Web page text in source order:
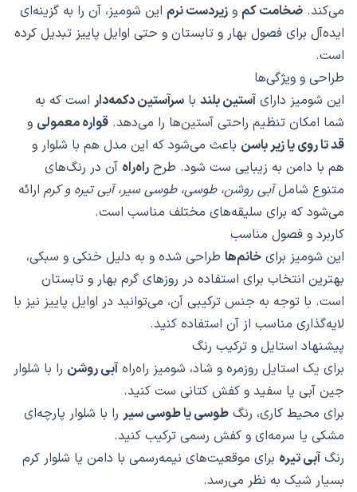
می‌کند. ضخامت کم و زیر‌دست نرم این شومیز، آن را به گزینه‌ای
ایده‌آل برای فصول بهار و تابستان و حتی اوایل پاییز تبدیل کرده
است.
طراحی و ویژگی‌ها
این شومیز دارای آستین بلند با سرآستین دکمه‌دار است که به
شما امکان تنظیم راحتی آستین‌ها را می‌دهد. قواره معمولی و
قد تا روی یا زیر باسن باعث می‌شود که این مدل هم با شلوار و
هم با دامن به زیبایی ست شود. طرح راه‌راه آن در رنگ‌های
متنوع شاملآبی روشن، طوسی، طوسی سیر، آبی تیره و کرم ارائه
می‌شود که برای سلیقه‌های مختلف مناسب است.
کاربرد و فصول مناسب
این شومیز برای خانم‌ها طراحی شده و به دلیل خنکی و سبکی،
بهترین انتخاب برای استفاده در روزهای گرم بهار و تابستان
است. با توجه به جنس ترکیبی آن، می‌توانید در اوایل پاییز نیز با
لایه‌گذاری مناسب از آن استفاده کنید.
پیشنهاد استایل و ترکیب رنگ
برای یک استایل روزمره و شاد، شومیز راه‌راه آبی روشن را با شلوار
جین آبی یا سفید و کفش کتانی ست کنید.
برای محیط کاری، رنگ طوسی یا طوسی سیر را با شلوار پارچه‌ای
مشکی یا سرمه‌ای و کفش رسمی ترکیب کنید.
رنگ آبی تیره برای موقعیت‌های نیمه‌رسمی با دامن یا شلوار کرم
بسیار شیک به نظر می‌رسد.